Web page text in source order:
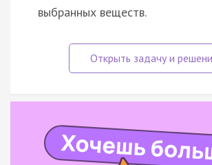
выбранных веществ.